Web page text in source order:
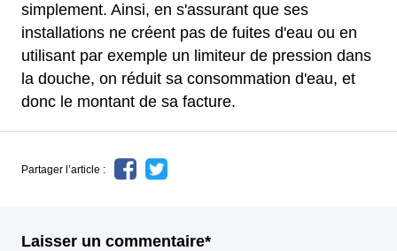
simplement. Ainsi, en s'assurant que ses
installations ne créent pas de fuites d'eau ou en
utilisant par exemple un limiteur de pression dans
la douche, on réduit sa consommation d'eau, et
donc le montant de sa facture.
Partager l’article :
Laisser un commentaire*